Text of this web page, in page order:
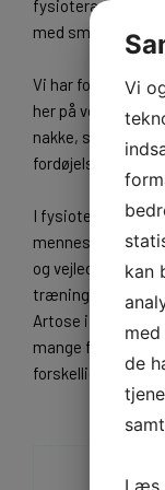
fysioterapeuter,
med smerterne.
Vi har forskellige
her på vores
nakke, skulder,
I fysioterapien
mennesker i
og vejledning/
Artose i Danmark,
mange forskellige
forskellige
Vi
kan
de
Læs